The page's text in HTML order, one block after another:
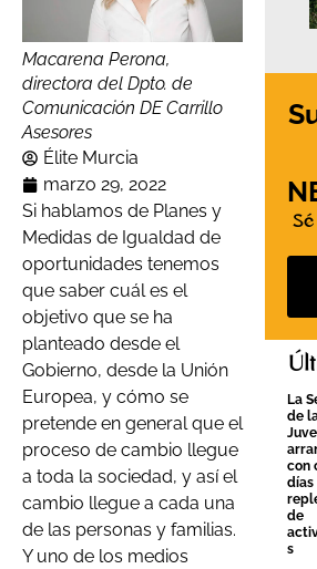
Macarena Perona,
directora del Dpto. de
Comunicación DE Carrillo
Asesores
Élite Murcia
marzo 29, 2022
Si hablamos de Planes y
Medidas de Igualdad de
oportunidades tenemos
que saber cuál es el
objetivo que se ha
planteado desde el
Gobierno, desde la Unión
Europea, y cómo se
pretende en general que el
proceso de cambio llegue
a toda la sociedad, y así el
cambio llegue a cada una
de las personas y familias.
Y uno de los medios
La
de
con
días
de
s